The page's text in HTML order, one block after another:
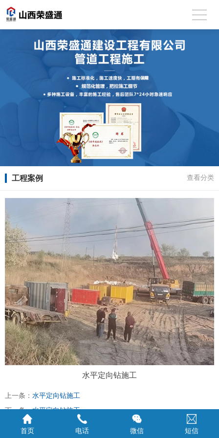
工程案例 查看分类
水平定向钻施工
上一条： 水平定向钻施工
下一条：水平定向钻施工
首页 电话 微信 短信